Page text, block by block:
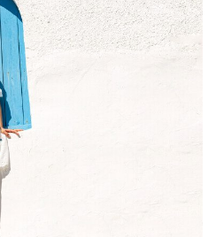
hurtownię odzieży
towaru do sklepu z odzieżą to
wielu przedsiębiorców. Na rynku
dużo tego rodzaju podmiotów
jak więc wybrać najlepszy z nich?
się jednak zaskakująco